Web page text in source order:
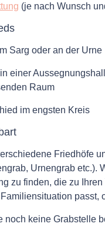
(je nach Wunsch
Sarg oder an der Urne
einer
Raum
im engsten Kreis
Friedhöfe
Urnengrab etc.).
zu finden, die zu
passt,
noch keine Grabstelle